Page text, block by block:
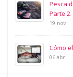
Pesca
Parte
19 nov
Cómo
06 abr